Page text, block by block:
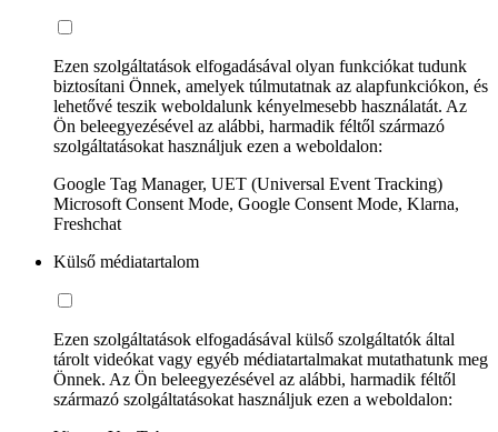
Ezen szolgáltatások elfogadásával olyan funkciókat tudunk
biztosítani Önnek, amelyek túlmutatnak az alapfunkciókon, és
lehetővé teszik weboldalunk kényelmesebb használatát. Az
Ön beleegyezésével az alábbi, harmadik féltől származó
szolgáltatásokat használjuk ezen a weboldalon:
Google Tag Manager, UET (Universal Event Tracking)
Microsoft Consent Mode, Google Consent Mode, Klarna,
Freshchat
Külső médiatartalom
Ezen szolgáltatások elfogadásával külső szolgáltatók által
tárolt videókat vagy egyéb médiatartalmakat mutathatunk meg
Önnek. Az Ön beleegyezésével az alábbi, harmadik féltől
származó szolgáltatásokat használjuk ezen a weboldalon: